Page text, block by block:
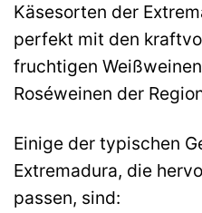
Käsesorten der
perfekt mit den
fruchtigen
Roséweinen der
Einige der typischen
Extremadura, die
passen, sind: